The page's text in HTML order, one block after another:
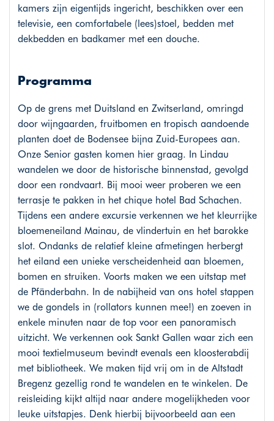
kamers zijn eigentijds ingericht, beschikken over een
televisie, een comfortabele (lees)stoel, bedden met
dekbedden en badkamer met een douche.
Programma
Op de grens met Duitsland en Zwitserland, omringd
door wijngaarden, fruitbomen en tropisch aandoende
planten doet de Bodensee bijna Zuid-Europees aan.
Onze Senior gasten komen hier graag. In Lindau
wandelen we door de historische binnenstad, gevolgd
door een rondvaart. Bij mooi weer proberen we een
terrasje te pakken in het chique hotel Bad Schachen.
Tijdens een andere excursie verkennen we het kleurrijke
bloemeneiland Mainau, de vlindertuin en het barokke
slot. Ondanks de relatief kleine afmetingen herbergt
het eiland een unieke verscheidenheid aan bloemen,
bomen en struiken. Voorts maken we een uitstap met
de Pfänderbahn. In de nabijheid van ons hotel stappen
we de gondels in (rollators kunnen mee!) en zoeven in
enkele minuten naar de top voor een panoramisch
uitzicht. We verkennen ook Sankt Gallen waar zich een
mooi textielmuseum bevindt evenals een kloosterabdij
met bibliotheek. We maken tijd vrij om in de Altstadt
Bregenz gezellig rond te wandelen en te winkelen. De
reisleiding kijkt altijd naar andere mogelijkheden voor
leuke uitstapjes. Denk hierbij bijvoorbeeld aan een